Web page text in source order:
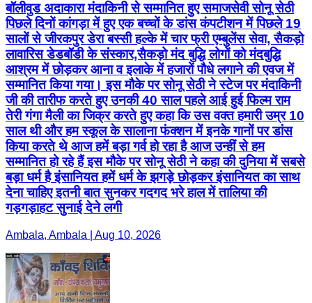
बॉलीवुड अदाकारा मंदाकिनी से सम्मानित हुए समाजसेवी सोनू सेठी
पिछले दिनों कांगड़ा में हुए एक बच्चों के डांस कंपटीशन में पिछले 19
सालों से जीरकपुर डेरा बस्सी हल्के में चार फ्री एम्बुलेंस सेवा, सैकड़ो
लावारिस डेडबॉडी के संस्कार,सैकड़ो मंद बुद्धि लोगों को मंदबुद्धि
आश्रम में छोड़कर आना व इलाके में हजारों पौधे लगाने की एवज में
सम्मानित किया गया। इस मौके पर सोनू सेठी ने स्टेज पर मंदाकिनी
जी की तारीफ करते हुए उनकी 40 साल पहले आई हुई फिल्म राम
तेरी गंगा मैली का जिक्र करते हुए कहा कि उस वक्त हमारी उम्र 10
साल थी और हम स्कूल के सालाना फंक्शन में इनके गानों पर डांस
किया करते थे आज हमें बड़ा गर्व हो रहा है आज उन्हीं से हम
सम्मानित हो रहे हैं इस मौके पर सोनू सेठी ने कहा की दुनिया में सबसे
बड़ा धर्म है इंसानियत हमें धर्म के झगड़े छोड़कर इंसानियत का साथ
देना चाहिए इतनी बात सुनकर गदगद भरे हाल में तालिया की
गड़गड़ाहट सुनाई देने लगी
Ambala, Ambala | Aug 10, 2026